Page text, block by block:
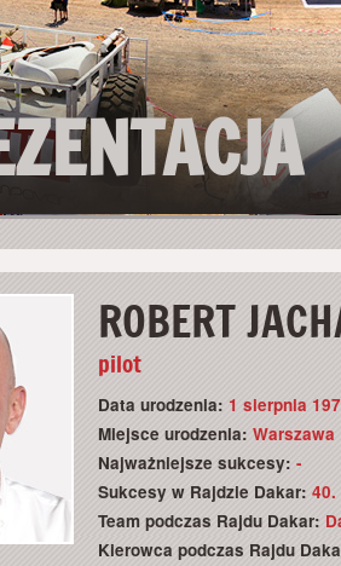
ROBERT
pilot
Data urodzenia: 1 sierpnia
Miejsce urodzenia: Warszawa
Najważniejsze sukcesy: -
Sukcesy w Rajdzie Dakar: 40.
Team podczas Rajdu Dakar:
Kierowca podczas Rajdu